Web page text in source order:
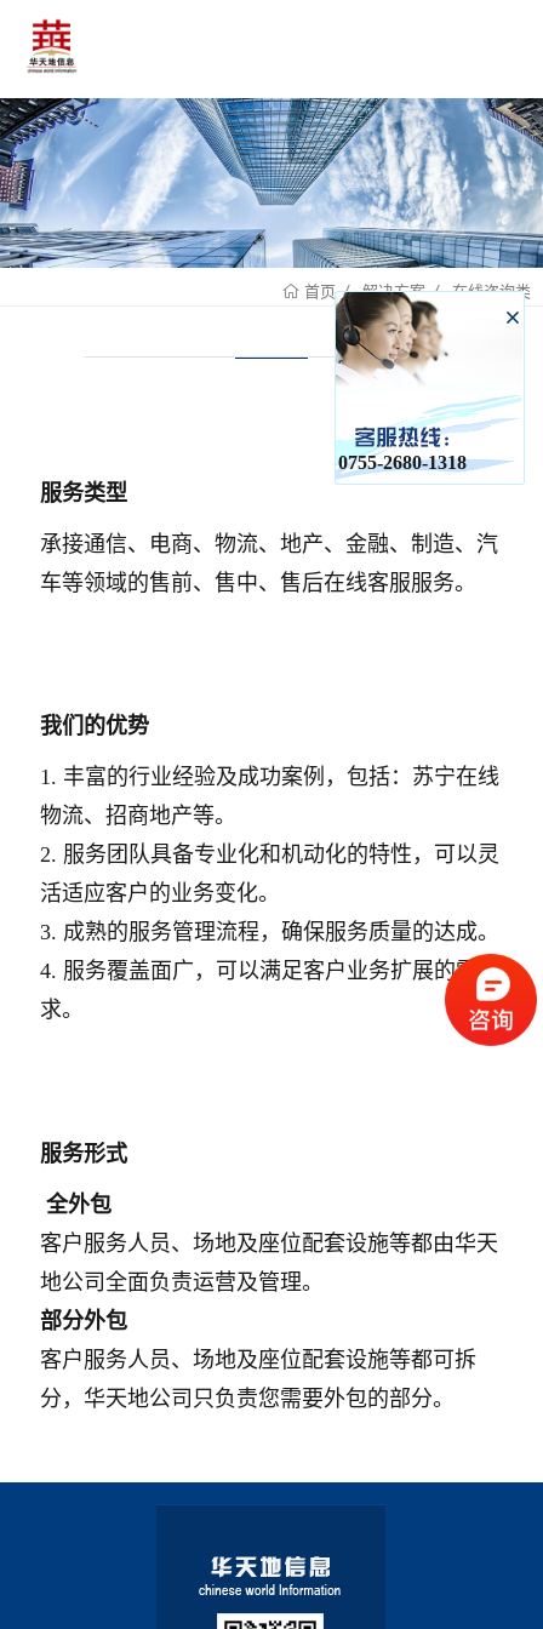
首页 解决方案 在线咨询类
服务类型
承接通信、电商、物流、地产、金融、制造、汽
车等领域的售前、售中、售后在线客服服务。
我们的优势
1. 丰富的行业经验及成功案例，包括：苏宁在线
物流、招商地产等。
2. 服务团队具备专业化和机动化的特性，可以灵
活适应客户的业务变化。
3. 成熟的服务管理流程，确保服务质量的达成。
4. 服务覆盖面广，可以满足客户业务扩展的需
求。
服务形式
全外包
客户服务人员、场地及座位配套设施等都由华天
地公司全面负责运营及管理。
部分外包
客户服务人员、场地及座位配套设施等都可拆
分，华天地公司只负责您需要外包的部分。
0755-2680-1318